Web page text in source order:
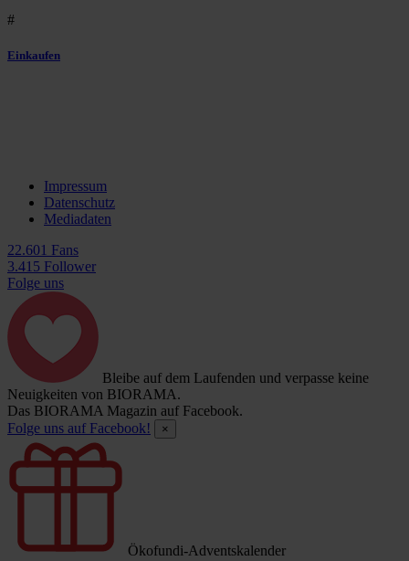
#
Einkaufen
Impressum
Datenschutz
Mediadaten
22.601 Fans
3.415 Follower
Folge uns
Bleibe auf dem Laufenden und verpasse keine
Neuigkeiten von BIORAMA.
Das BIORAMA Magazin auf Facebook.
Folge uns auf Facebook!
×
Ökofundi-Adventskalender